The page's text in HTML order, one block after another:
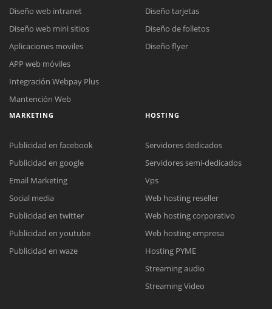
Reunión online
Nuestros ejecutivos le enviarán un correo electrónico con el enlace a
Meet para la reunión online.
Cotización
Todos nuestros ejecutivos están fuera de línea. Complete el formulario
Diseño web intranet
Diseño web mini sitios
Aplicaciones moviles
APP web móviles
Integración Webpay Plus
Mantención Web
Diseño tarjetas
Diseño de folletos
Diseño flyer
MARKETING
Publicidad en facebook
Publicidad en google
Email Marketing
Social media
Publicidad en twitter
Publicidad en youtube
Publicidad en waze
HOSTING
Servidores dedicados
Servidores semi-dedicados
Vps
Web hosting reseller
Web hosting corporativo
Web hosting empresa
Hosting PYME
Streaming audio
Streaming Video